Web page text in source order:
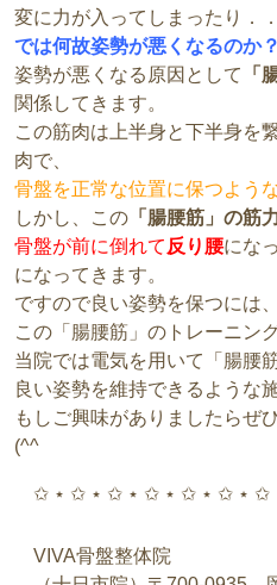
変に力が入ってしまったり．．
では何故姿勢が悪くなるのか？
姿勢が悪くなる原因として
「
関係してきます。
この筋肉は上半身と下半身を
肉で、
骨盤を正常な位置に保つよう
しかし、この 「腸腰筋」の筋
骨盤が前に倒れて 反り腰にな
になってきます。
ですので良い姿勢を保つには、
この「腸腰筋」のトレーニン
当院では電気を用いて「腸腰
良い姿勢を維持できるような
もしご興味がありましたらぜ
(^^ゞ
✩ ⋆ ✩ ⋆ ✩ ⋆ ✩ ⋆ ✩ ⋆ ✩ ⋆ ✩
VIVA骨盤整体院